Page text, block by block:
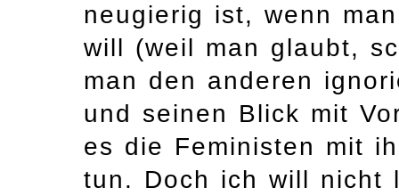
neugierig ist, wenn
will (weil man glaubt,
man den anderen
und seinen Blick mit
es die Feministen mit
tun. Doch ich will nicht